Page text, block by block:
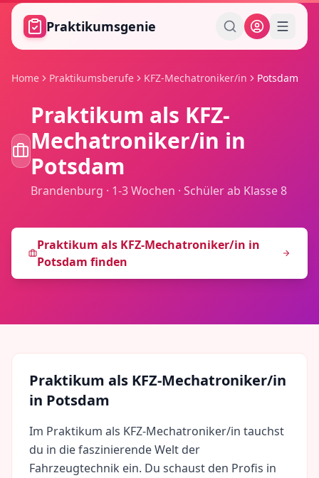
Zum Hauptinhalt springen
Praktikumsgenie
Home Praktikumsberufe KFZ-Mechatroniker/in Potsdam
Praktikum als KFZ-
Mechatroniker/in in
Potsdam
Brandenburg · 1-3 Wochen · Schüler ab Klasse 8
Praktikum als KFZ-Mechatroniker/in in
Potsdam finden
Praktikum als KFZ-Mechatroniker/in
in Potsdam
Im Praktikum als KFZ-Mechatroniker/in tauchst
du in die faszinierende Welt der
Fahrzeugtechnik ein. Du schaust den Profis in